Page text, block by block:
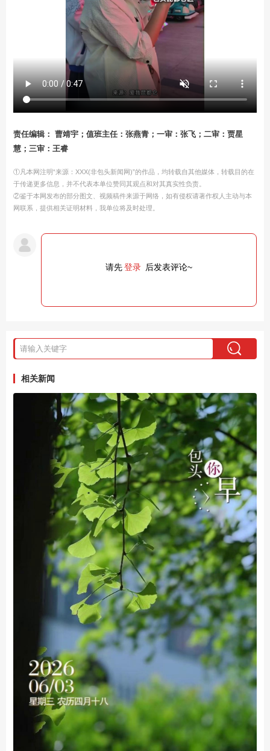
责任编辑： 曹靖宇；值班主任：张燕青；一审：张飞；二审：贾星
慧；三审：王睿
①凡本网注明“来源：XXX(非包头新闻网)”的作品，均转载自其他媒体，转载目的在
于传递更多信息，并不代表本单位赞同其观点和对其真实性负责。
②鉴于本网发布的部分图文、视频稿件来源于网络，如有侵权请著作权人主动与本
网联系，提供相关证明材料，我单位将及时处理。
请先登录 后发表评论~
相关新闻